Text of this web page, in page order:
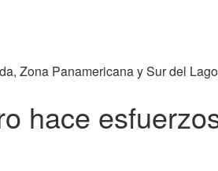
Zona Panamericana y Sur del
hace